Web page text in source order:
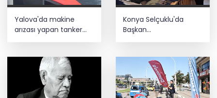
Yalova'da makine
arızası yapan tanker
güvenli bölgeye çekildi
Konya Selçuklu'da
Başkan
Pekyatırmacı'dan